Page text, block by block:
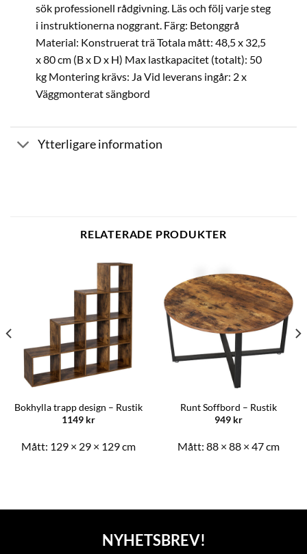
sök professionell rådgivning. Läs och följ varje steg
i instruktionerna noggrant. Färg: Betonggrå
Material: Konstruerat trä Totala mått: 48,5 x 32,5
x 80 cm (B x D x H) Max lastkapacitet (totalt): 50
kg Montering krävs: Ja Vid leverans ingår: 2 x
Väggmonterat sängbord
Ytterligare information
RELATERADE PRODUKTER
Bokhylla trapp design – Rustik
1149 kr
Mått: 129 × 29 × 129 cm
Runt Soffbord – Rustik
949 kr
Mått: 88 × 88 × 47 cm
NYHETSBREV!